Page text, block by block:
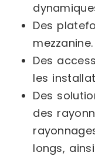
Des
mezzanine.
Des
les
Des
des
longs,